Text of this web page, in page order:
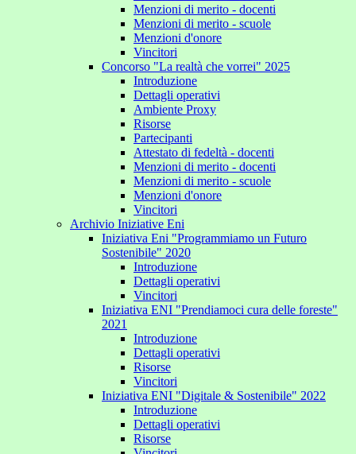
Menzioni di merito - docenti
Menzioni di merito - scuole
Menzioni d'onore
Vincitori
Concorso "La realtà che vorrei" 2025
Introduzione
Dettagli operativi
Ambiente Proxy
Risorse
Partecipanti
Attestato di fedeltà - docenti
Menzioni di merito - docenti
Menzioni di merito - scuole
Menzioni d'onore
Vincitori
Archivio Iniziative Eni
Iniziativa Eni "Programmiamo un Futuro
Sostenibile" 2020
Introduzione
Dettagli operativi
Vincitori
Iniziativa ENI "Prendiamoci cura delle foreste"
2021
Introduzione
Dettagli operativi
Risorse
Vincitori
Iniziativa ENI "Digitale & Sostenibile" 2022
Introduzione
Dettagli operativi
Risorse